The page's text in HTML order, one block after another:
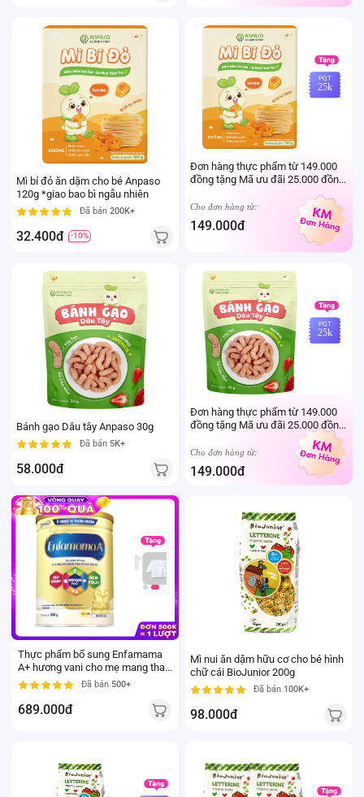
Mì bí đỏ ăn dặm cho bé Anpaso
120g *giao bao bì ngẫu nhiên
Đã bán 200K+
32.400đ -10%
PQT
25k
Đơn hàng thực phẩm từ 149.000
đồng tặng Mã ưu đãi 25.000 đồng
mua sản phẩm Thực phẩm Ivenet
bất kỳ (Trừ sản phẩm sữa thay thể
sữa mẹ cho trẻ dưới 24 tháng tuổi)
Cho đơn hàng từ:
149.000đ
Bánh gạo Dâu tây Anpaso 30g
Đã bán 5K+
58.000đ
PQT
25k
Đơn hàng thực phẩm từ 149.000
đồng tặng Mã ưu đãi 25.000 đồng
mua sản phẩm Thực phẩm Ivenet
bất kỳ (Trừ sản phẩm sữa thay thể
sữa mẹ cho trẻ dưới 24 tháng tuổi)
Cho đơn hàng từ:
149.000đ
Thực phẩm bổ sung Enfamama
A+ hương vani cho mẹ mang thai
và cho con bú (830g)
Đã bán 500+
689.000đ
Mì nui ăn dặm hữu cơ cho bé hình
chữ cái BioJunior 200g
Đã bán 100K+
98.000đ